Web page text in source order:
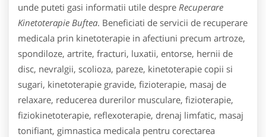
unde puteti gasi informatii utile despre Recuperare
Kinetoterapie Buftea. Beneficiati de servicii de recuperare
medicala prin kinetoterapie in afectiuni precum artroze,
spondiloze, artrite, fracturi, luxatii, entorse, hernii de
disc, nevralgii, scolioza, pareze, kinetoterapie copii si
sugari, kinetoterapie gravide, fizioterapie, masaj de
relaxare, reducerea durerilor musculare, fizioterapie,
fiziokinetoterapie, reflexoterapie, drenaj limfatic, masaj
tonifiant, gimnastica medicala pentru corectarea